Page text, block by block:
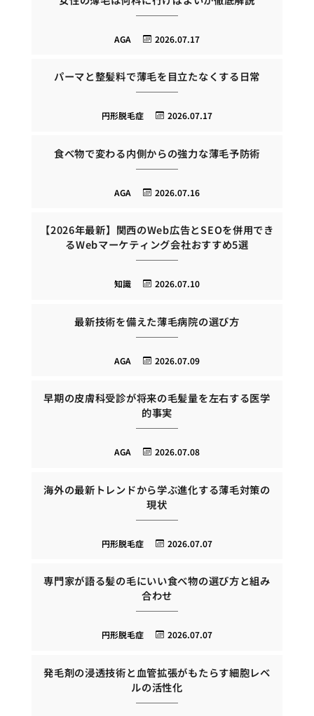
2026.07.17
AGA
パーマと整髪料で薄毛を目立たなくする日常
2026.07.17
円形脱毛症
食べ物で変わる内側からの強力な薄毛予防術
2026.07.16
AGA
【2026年最新】関西のWeb広告とSEOを併用でき
るWebマーケティング会社おすすめ5選
2026.07.10
知識
最新技術を備えた薄毛病院の選び方
2026.07.09
AGA
早期の皮膚科受診が将来の毛髪量を左右する医学
的事実
2026.07.08
AGA
海外の最新トレンドから学ぶ進化する薄毛対策の
現状
2026.07.07
円形脱毛症
専門家が語る髪の毛にいい食べ物の選び方と組み
合わせ
2026.07.07
円形脱毛症
発毛剤の浸透技術と血管拡張がもたらす細胞レベ
ルの活性化